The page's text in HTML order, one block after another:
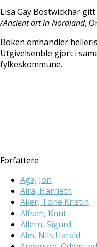
Lisa Gay Bostwickhar
/Ancient art in Nordland,
Boken omhandler
Utgivelsenble gjort i
fylkeskommune.
Forfattere
Aga, Jon
Aira, Harrieth
Aker, Tone Kristin
Alfsen, Knut
Allern, Sigurd
Alm, Nils Harald